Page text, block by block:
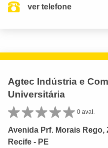
ver telefone
Agtec Indústria e
Universitária
0 aval.
Avenida Prf. Morais
Recife - PE